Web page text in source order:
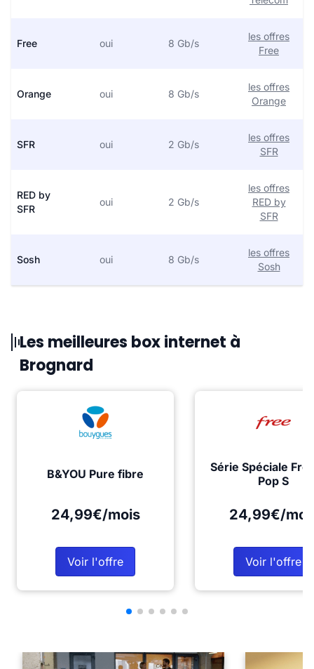
Free oui 8 Gb/s
les offres
Free
Orange oui 8 Gb/s
les offres
Orange
SFR oui 2 Gb/s
les offres
SFR
RED by
SFR
oui 2 Gb/s
les offres
RED by
SFR
Sosh oui 8 Gb/s
les offres
Sosh
Les meilleures box internet à
Brognard
B&YOU Pure fibre
24,99€/mois
Voir l'offre
Série Spéciale
Pop S
24,99€/
Voir l'offre